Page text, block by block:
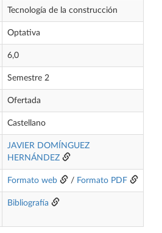
Tecnología de la construcción
Optativa
6,0
Semestre 2
Ofertada
Castellano
JAVIER DOMÍNGUEZ
HERNÁNDEZ
Formato web / Formato PDF
Bibliografía